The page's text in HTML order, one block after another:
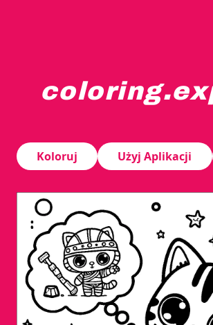
Koloruj
Użyj Aplikacji